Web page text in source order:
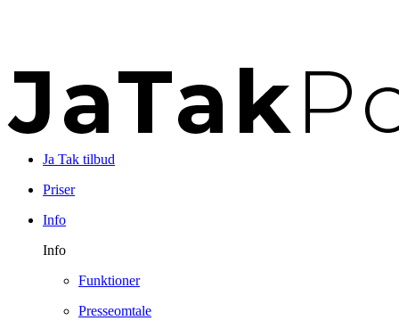
Ja Tak tilbud
Priser
Info
Info
Funktioner
Presseomtale